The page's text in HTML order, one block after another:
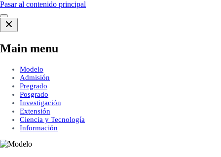
Pasar al contenido principal
Main menu
Modelo
Admisión
Pregrado
Posgrado
Investigación
Extensión
Ciencia y Tecnología
Información